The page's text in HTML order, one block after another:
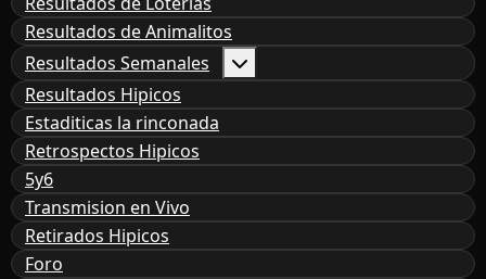
Resultados de Animalitos
Resultados Semanales
Resultados Hipicos
Estaditicas la rinconada
Retrospectos Hipicos
5y6
Transmision en Vivo
Retirados Hipicos
Foro